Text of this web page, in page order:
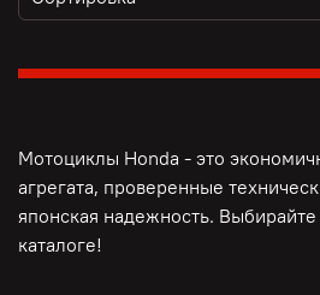
Мотоциклы Honda - это э
агрегата, проверенные
японская надежность.
каталоге!